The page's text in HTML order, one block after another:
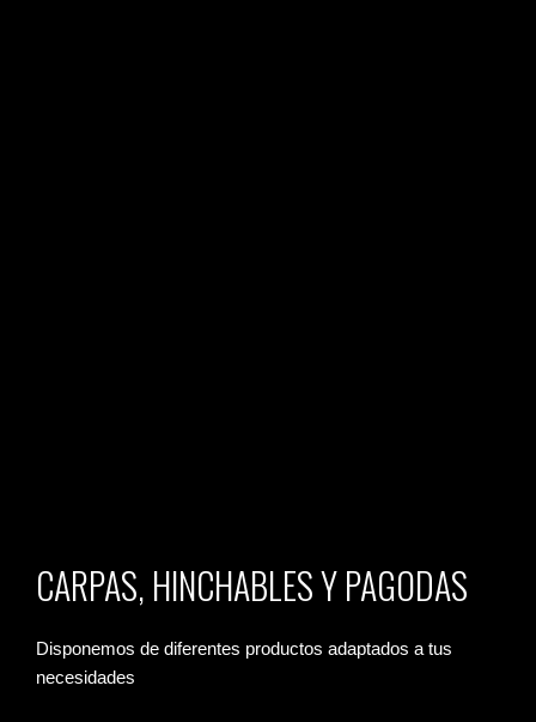
CARPAS, HINCHABLES Y PAGODAS
Disponemos de diferentes productos adaptados a tus
necesidades